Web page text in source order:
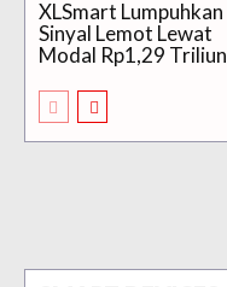
XLSmart Lumpuhkan
Sinyal Lemot Lewat
Modal Rp1,29 Triliun